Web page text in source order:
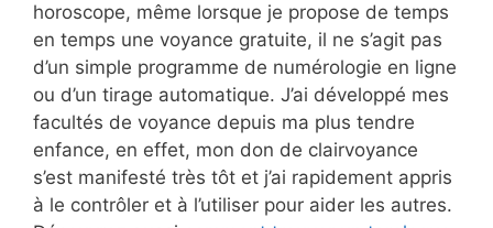
horoscope, même lorsque je propose de temps
en temps une voyance gratuite, il ne s’agit pas
d’un simple programme de numérologie en ligne
ou d’un tirage automatique. J’ai développé mes
facultés de voyance depuis ma plus tendre
enfance, en effet, mon don de clairvoyance
s’est manifesté très tôt et j’ai rapidement appris
à le contrôler et à l’utiliser pour aider les autres.